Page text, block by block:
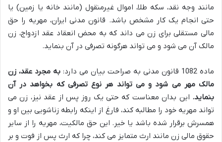
مانند وجه نقد، سکه طلا، اموال غیرمنقول (مانند خانه یا زمین) یا
حتی انجام یک کار مشخص باشد. قانون مدنی ایران، مهریه را حق
مالی مستقلی برای زن می داند که به محض انعقاد عقد ازدواج، زن
مالک آن می شود و می تواند هرگونه تصرفی در آن بنماید.
ماده 1082 قانون مدنی به صراحت بیان می دارد:
به مجرد عقد، زن
مالک مهر می شود و می تواند هر نوع تصرفی که بخواهد در آن
بنماید. این بدان معناست که حتی یک روز پس از عقد نیز، زن می
تواند مهریه خود را مطالبه کند، فارغ از اینکه رابطه زناشویی بین او و
همسرش برقرار شده باشد یا خیر. این حق مالکیت، مهریه را از سایر
حقوق مالی زن مانند ارث متمایز می کند، چرا که ارث پس از فوت و بر